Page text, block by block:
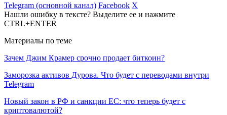
Telegram (основной канал) Facebook X
Нашли ошибку в тексте? Выделите ее и нажмите
CTRL+ENTER
Материалы по теме
Зачем Джим Крамер срочно продает биткоин?
Заморозка активов Дурова. Что будет с переводами внутри
Telegram
Новый закон в РФ и санкции ЕС: что теперь будет с
криптовалютой?